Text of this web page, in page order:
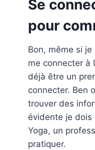
Se
pour
Bon, même si
me connecter à
déjà être un
connecter. Ben
trouver des
évidente je dois
Yoga, un
pratiquer.